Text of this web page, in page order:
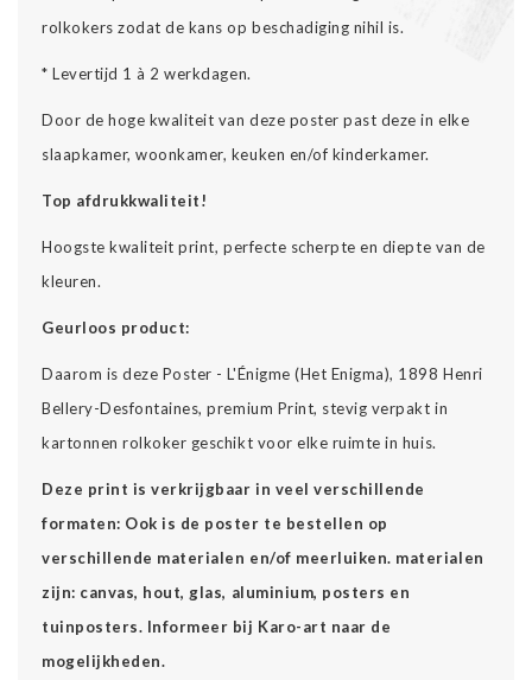
rolkokers zodat de kans op beschadiging nihil is.
* Levertijd 1 à 2 werkdagen.
Door de hoge kwaliteit van deze poster past deze in elke
slaapkamer, woonkamer, keuken en/of kinderkamer.
Top afdrukkwaliteit!
Hoogste kwaliteit print, perfecte scherpte en diepte van de
kleuren.
Geurloos product:
Daarom is deze Poster - L'Énigme (Het Enigma), 1898 Henri
Bellery-Desfontaines, premium Print, stevig verpakt in
kartonnen rolkoker geschikt voor elke ruimte in huis.
Deze print is verkrijgbaar in veel verschillende
formaten: Ook is de poster te bestellen op
verschillende materialen en/of meerluiken. materialen
zijn: canvas, hout, glas, aluminium, posters en
tuinposters. Informeer bij Karo-art naar de
mogelijkheden.